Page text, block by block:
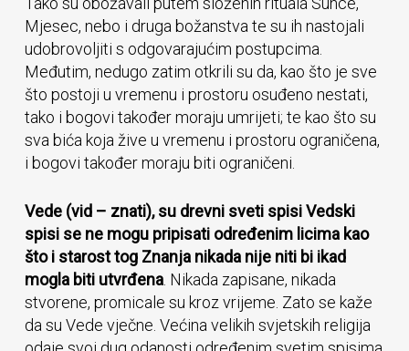
Mjesec, nebo i druga božanstva te su ih nastojali
udobrovoljiti s odgovarajućim postupcima.
Međutim, nedugo zatim otkrili su da, kao što je sve
što postoji u vremenu i prostoru osuđeno nestati,
tako i bogovi također moraju umrijeti; te kao što su
sva bića koja žive u vremenu i prostoru ograničena,
i bogovi također moraju biti ograničeni.
Vede (vid – znati), su drevni sveti spisi Vedski
spisi se ne mogu pripisati određenim licima kao
što i starost tog Znanja nikada nije niti bi ikad
mogla biti utvrđena. Nikada zapisane, nikada
stvorene, promicale su kroz vrijeme. Zato se kaže
da su Vede vječne. Većina velikih svjetskih religija